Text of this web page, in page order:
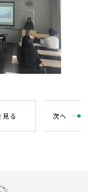
る 次へ